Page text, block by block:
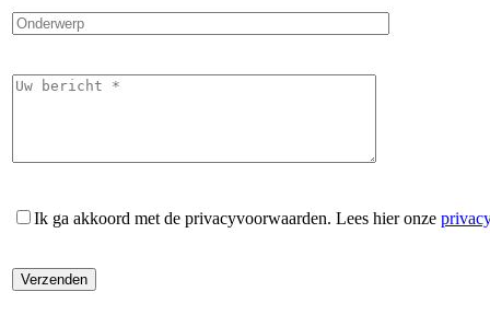
Ik ga akkoord met de privacyvoorwaarden. Lees hier onze